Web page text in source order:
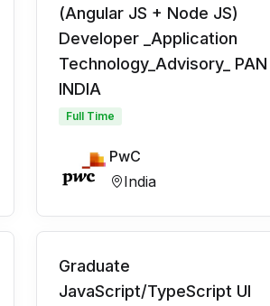
(Angular JS + Node JS)
Developer _Application
Technology_Advisory_ PAN
INDIA
Full Time
PwC
India
Graduate
JavaScript/TypeScript UI